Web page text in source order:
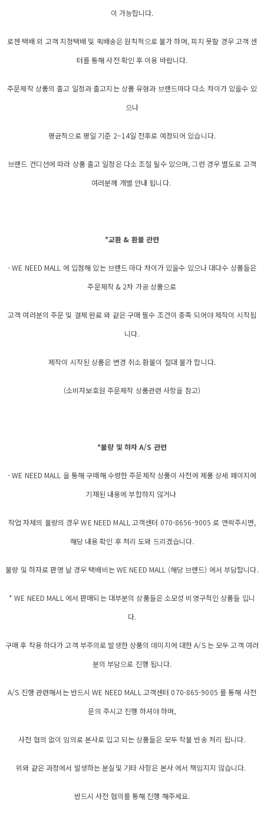
이 가능합니다.
로젠 택배 외 고객 지정택배 및 퀵배송은 원칙적으로 불가 하며, 피치 못할 경우 고객 센
터를 통해 사전 확인 후 이용 바랍니다.
주문제작 상품의 출고 일정과 출고지는 상품 유형과 브랜드마다 다소 차이가 있을수 있
으나
평균적으로 평일 기준 2~14일 전후로 예정되어 있습니다.
브랜드 컨디션에 따라 상품 출고 일정은 다소 조절 될수 있으며, 그런 경우 별도로 고객
여러분께 개별 안내 됩니다.
*교환 & 환불 관련
- WE NEED MALL 에 입점해 있는 브랜드 마다 차이가 있을수 있으나 대다수 상품들은
주문제작 & 2차 가공 상품으로
고객 여러분의 주문 및 결제 완료 와 같은 구매 필수 조건이 충족 되어야 제작이 시작됩
니다.
제작이 시작된 상품은 변경 취소 환불이 절대 불가 합니다.
(소비자보호원 주문제작 상품관련 사항을 참고)
*불량 및 하자 A/S 관련
- WE NEED MALL 을 통해 구매해 수령한 주문제작 상품이 사전에 제품 상세 페이지에
기재된 내용에 부합하지 않거나
작업 자체의 불량의 경우 WE NEED MALL 고객센터 070-8656-9005 로 연락주시면,
해당 내용 확인 후 처리 도와 드리겠습니다.
불량 및 하자로 판명 날 경우 택배비는 WE NEED MALL (해당 브랜드) 에서 부담합니다.
* WE NEED MALL 에서 판매되는 대부분의 상품들은 소모성 비영구적인 상품들 입니
다.
구매 후 착용 하다가 고객 부주의로 발생한 상품의 데미지에 대한 A/S 는 모두 고객 여러
분의 부담으로 진행 됩니다.
A/S 진행 관련해서는 반드시 WE NEED MALL 고객센터 070-865-9005 를 통해 사전
문의 주시고 진행 하셔야 하며,
사전 협의 없이 임의로 본사로 입고 되는 상품들은 모두 착불 반송 처리 됩니다.
위와 같은 과정에서 발생하는 분실및 기타 사항은 본사 에서 책임지지 않습니다.
반드시 사전 협의를 통해 진행 해주세요.